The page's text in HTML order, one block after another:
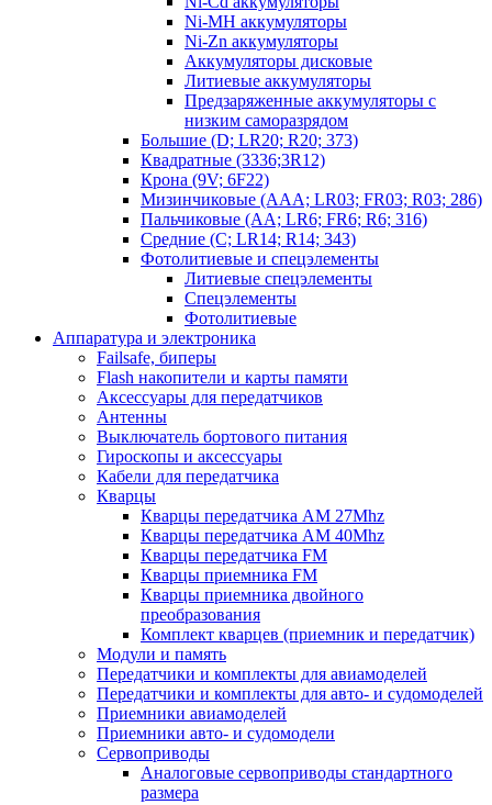
Ni-MH аккумуляторы
Ni-Zn аккумуляторы
Аккумуляторы дисковые
Литиевые аккумуляторы
Предзаряженные аккумуляторы с
низким саморазрядом
Большие (D; LR20; R20; 373)
Квадратные (3336;3R12)
Крона (9V; 6F22)
Мизинчиковые (AAA; LR03; FR03; R03; 286)
Пальчиковые (AA; LR6; FR6; R6; 316)
Средние (C; LR14; R14; 343)
Фотолитиевые и спецэлементы
Литиевые спецэлементы
Спецэлементы
Фотолитиевые
Аппаратура и электроника
Failsafe, биперы
Flash накопители и карты памяти
Аксессуары для передатчиков
Антенны
Выключатель бортового питания
Гироскопы и аксессуары
Кабели для передатчика
Кварцы
Кварцы передатчика AM 27Mhz
Кварцы передатчика AM 40Mhz
Кварцы передатчика FM
Кварцы приемника FM
Кварцы приемника двойного
преобразования
Комплект кварцев (приемник и передатчик)
Модули и память
Передатчики и комплекты для авиамоделей
Передатчики и комплекты для авто- и судомоделей
Приемники авиамоделей
Приемники авто- и судомодели
Сервоприводы
Аналоговые сервоприводы стандартного
размера